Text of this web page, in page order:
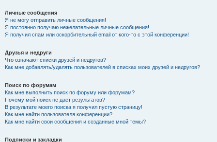
Личные сообщения
Я не могу отправить личные сообщения!
Я постоянно получаю нежелательные личные сообщения!
Я получил спам или оскорбительный email от кого-то с этой конференции!
Друзья и недруги
Что означают списки друзей и недругов?
Как мне добавлять/удалять пользователей в списках моих друзей и недругов?
Поиск по форумам
Как мне выполнить поиск по форуму или форумам?
Почему мой поиск не даёт результатов?
В результате моего поиска я получил пустую страницу!
Как мне найти пользователя конференции?
Как мне найти свои сообщения и созданные мной темы?
Подписки и закладки